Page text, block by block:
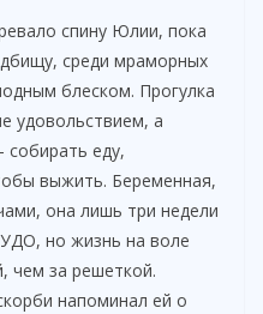
спину Юлии, пока
среди мраморных
блеском. Прогулка
удовольствием, а
еду,
выжить. Беременная,
она лишь три недели
но жизнь на воле
чем за решеткой.
напоминал ей о